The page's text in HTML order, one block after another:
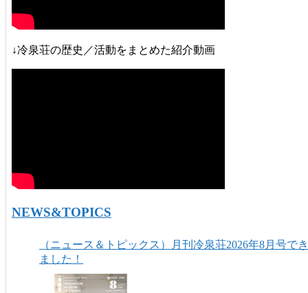
↓冷泉荘の歴史／活動をまとめた紹介動画
NEWS&TOPICS
（ニュース＆トピックス）月刊冷泉荘2026年8月号でき
ました！